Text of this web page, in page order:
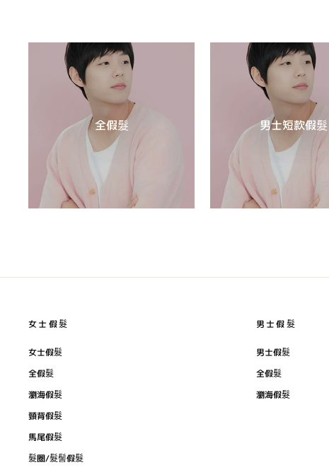
全假髮 男士短款假髮
女士假髮
女士假髮
全假髮
瀏海假髮
頸背假髮
馬尾假髮
髮圈/髮髻假髮
男士假髮
男士假髮
全假髮
瀏海假髮